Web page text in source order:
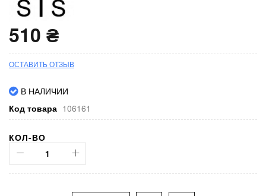
изображений
510 ₴
ОСТАВИТЬ ОТЗЫВ
В НАЛИЧИИ
Код товара 106161
КОЛ-ВО